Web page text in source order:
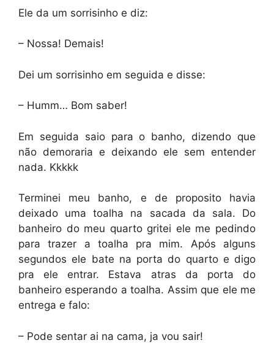
Ele da um sorrisinho e diz:
– Nossa! Demais!
Dei um sorrisinho em seguida e disse:
– Humm… Bom saber!
Em seguida saio para o banho, dizendo que
não demoraria e deixando ele sem entender
nada. Kkkkk
Terminei meu banho, e de proposito havia
deixado uma toalha na sacada da sala. Do
banheiro do meu quarto gritei ele me pedindo
para trazer a toalha pra mim. Após alguns
segundos ele bate na porta do quarto e digo
pra ele entrar. Estava atras da porta do
banheiro esperando a toalha. Assim que ele me
entrega e falo:
– Pode sentar ai na cama, ja vou sair!